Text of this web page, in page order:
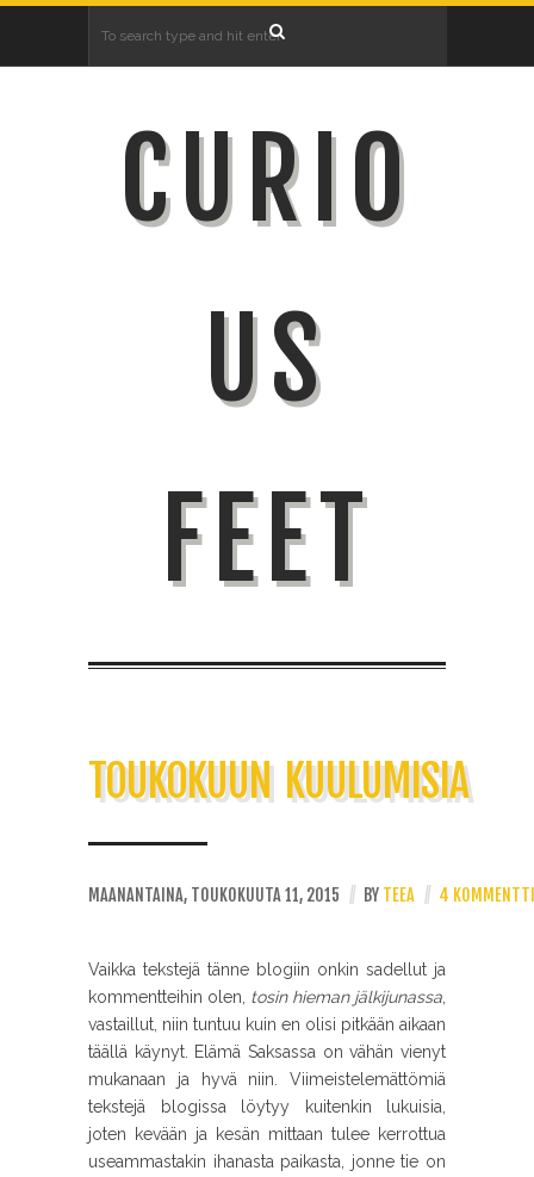
CURIO
US
FEET
TOUKOKUUN KUULUMISIA
MAANANTAINA, TOUKOKUUTA 11, 2015 // BY TEEA // 4
Vaikka tekstejä tänne blogiin onkin sadellut ja
kommentteihin olen, tosin hieman jälkijunassa
vastaillut, niin tuntuu kuin en olisi pitkään aikaan
täällä käynyt. Elämä Saksassa on vähän vienyt
mukanaan ja hyvä niin. Viimeistelemättömiä
tekstejä blogissa löytyy kuitenkin lukuisia,
joten kevään ja kesän mittaan tulee kerrottua
useammastakin ihanasta paikasta, jonne tie on